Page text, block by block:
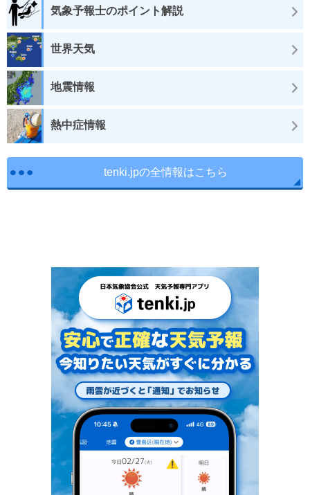
気象予報士のポイント解説
世界天気
地震情報
熱中症情報
tenki.jpの全情報はこちら